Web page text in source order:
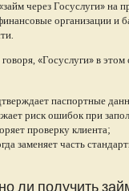
через Госуслуги» на
организации и
«Госуслуги» в
паспортные
риск ошибок при
проверку клиента;
заменяет часть
ли получить